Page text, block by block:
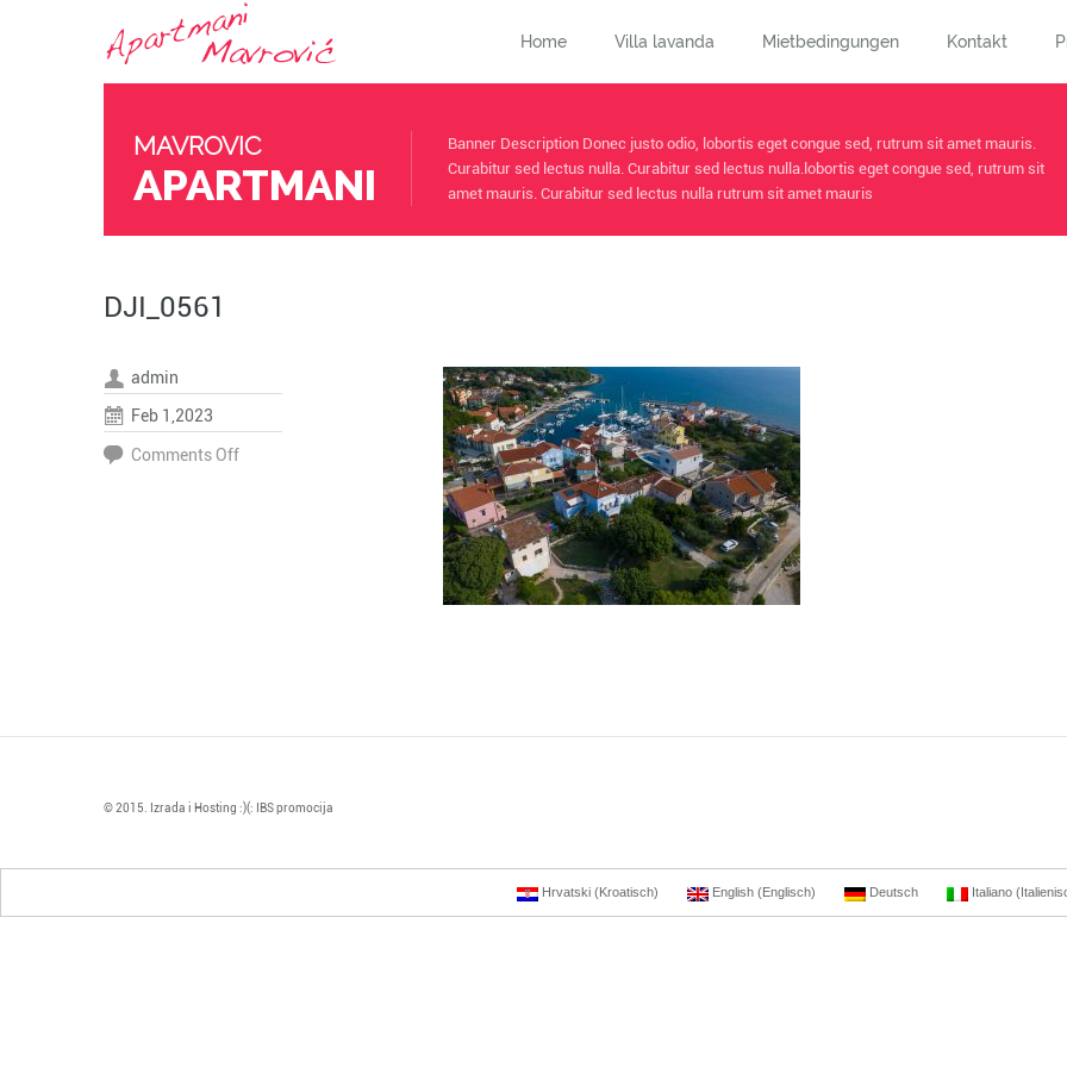
Home Villa lavanda Mietbedingungen Kontakt
MAVROVIC
APARTMANI
Banner Description Donec justo odio, lobortis eget congue sed, rutrum sit amet mauris.
Curabitur sed lectus nulla. Curabitur sed lectus nulla.lobortis eget congue sed, rutrum sit
amet mauris. Curabitur sed lectus nulla rutrum sit amet mauris
DJI_0561
admin
Feb 1,2023
Comments Offon
© 2015. Izrada i Hosting :)(: IBS promocija
Hrvatski (Kroatisch) English (Englisch) Deutsch Italiano (